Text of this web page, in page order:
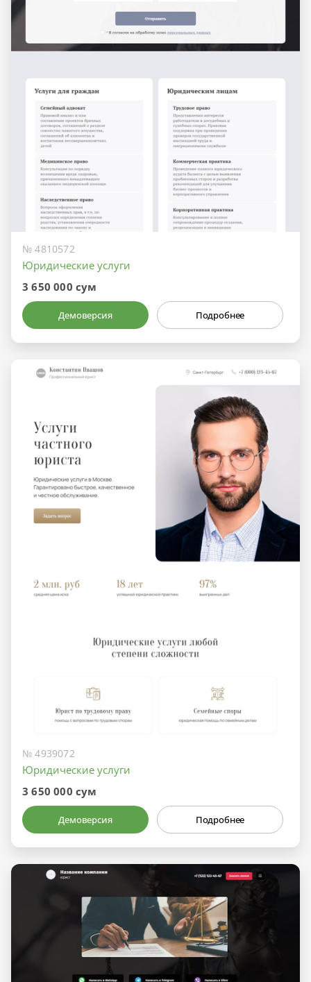
№ 4810572
Юридические услуги
3 650 000 сум
Демоверсия Подробнее
№ 4939072
Юридические услуги
3 650 000 сум
Демоверсия Подробнее